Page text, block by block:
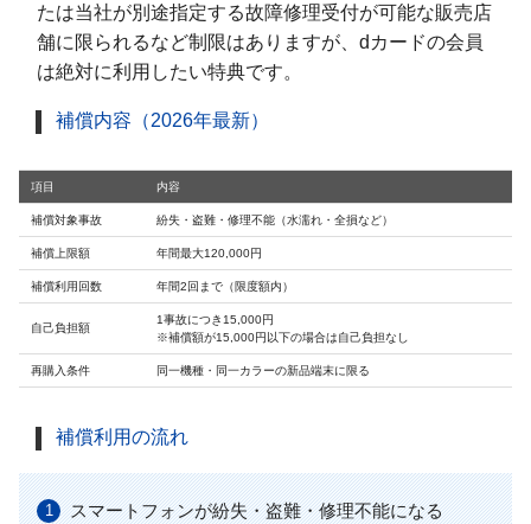
たは当社が別途指定する故障修理受付が可能な販売店
舗に限られるなど制限はありますが、dカードの会員
は絶対に利用したい特典です。
補償内容（2026年最新）
項目 内容
補償対象事故 紛失・盗難・修理不能（水濡れ・全損など）
補償上限額 年間最大120,000円
補償利用回数 年間2回まで（限度額内）
自己負担額
1事故につき15,000円
※補償額が15,000円以下の場合は自己負担なし
再購入条件 同一機種・同一カラーの新品端末に限る
補償利用の流れ
スマートフォンが紛失・盗難・修理不能になる